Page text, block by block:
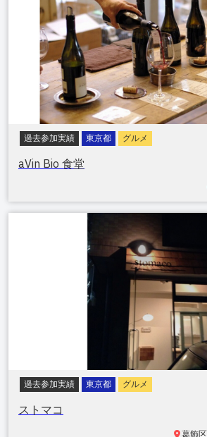
過去参加実績 東京都 グルメ
aVin Bio 食堂
過去参加実績 東京都 グルメ
ストマコ
葛飾区